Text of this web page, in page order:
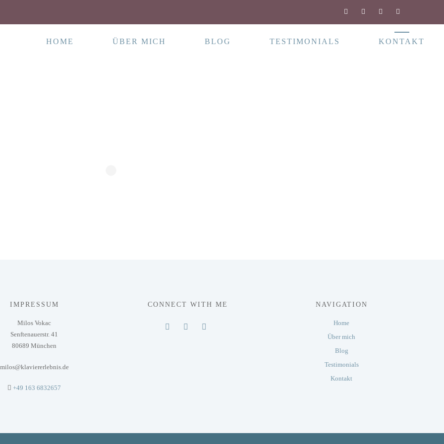
HOME ÜBER MICH BLOG TESTIMONIALS KONTAKT
IMPRESSUM
Milos Vokac
Senftenauerstr. 41
80689 München
milos@klaviererlebnis.de
+49 163 6832657
CONNECT WITH ME NAVIGATION
Home
Über mich
Blog
Testimonials
Kontakt